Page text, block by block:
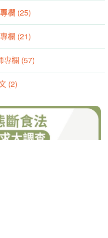
欄 (21)
專欄 (57)
(2)